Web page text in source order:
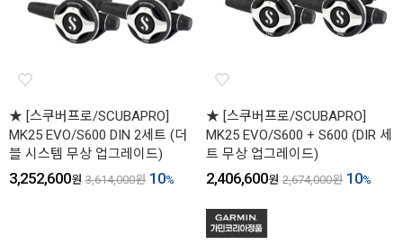
★ [스쿠버프로/SCUBAPRO]
MK25 EVO/S600 DIN 2세트 (더
블 시스템 무상 업그레이드)
3,252,600원 3,614,000원 10%
★ [스쿠버프로/SCUBAPRO]
MK25 EVO/S600 + S600 (DIR 세
트 무상 업그레이드)
2,406,600원 2,674,000원 10%